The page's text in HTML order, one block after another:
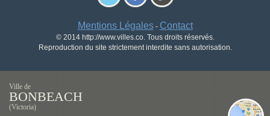
Mentions Légales- Contact
© 2014 http://www.villes.co. Tous droits réservés.
Reproduction du site strictement interdite sans autorisation.
Ville de
BONBEACH
(Victoria)